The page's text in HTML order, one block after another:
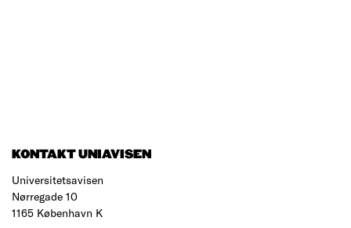
KONTAKT UNIAVISEN
Universitetsavisen
Nørregade 10
1165 København K